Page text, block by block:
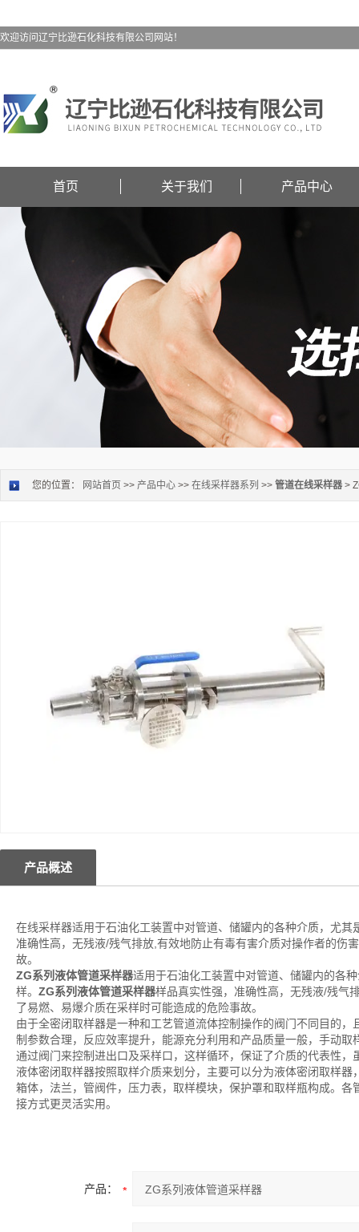
欢迎访问辽宁比逊石化科技有限公司网站！
首页 关于我们 产品中心
您的位置： 网站首页 >> 产品中心 >> 在线采样器系列 >> 管道在线采样器 >
产品概述
在线采样器适用于石油化工装置中对管道、储罐内的各种介质，尤
准确性高，无残液/残气排放,有效地防止有毒有害介质对操作者的伤
故。
ZG系列液体管道采样器适用于石油化工装置中对管道、储罐内的各
样。 ZG系列液体管道采样器样品真实性强，准确性高，无残液/残气
了易燃、易爆介质在采样时可能造成的危险事故。
由于全密闭取样器是一种和工艺管道流体控制操作的阀门不同目的
制参数合理，反应效率提升，能源充分利用和产品质量一般，手动
通过阀门来控制进出口及采样口，这样循环，保证了介质的代表性
液体密闭取样器按照取样介质来划分，主要可以分为液体密闭取样
箱体，法兰，管阀件，压力表，取样模块，保护罩和取样瓶构成。
接方式更灵活实用。
产品：